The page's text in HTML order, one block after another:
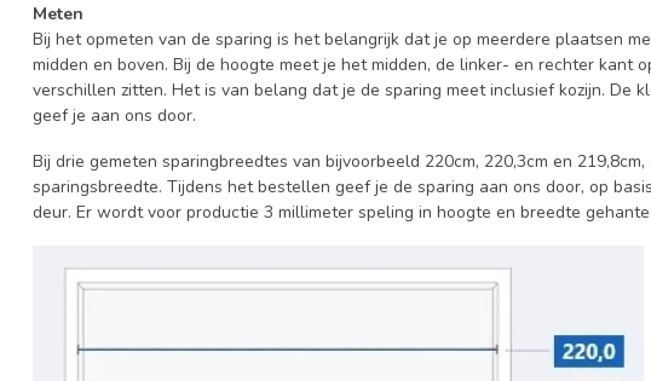
Meten
Bij het opmeten van de sparing is het belangrijk dat je op meerdere plaatsen
midden en boven. Bij de hoogte meet je het midden, de linker- en rechter kant
verschillen zitten. Het is van belang dat je de sparing meet inclusief kozijn. De
geef je aan ons door.
Bij drie gemeten sparingbreedtes van bijvoorbeeld 220cm, 220,3cm en
sparingsbreedte. Tijdens het bestellen geef je de sparing aan ons door, op
deur. Er wordt voor productie 3 millimeter speling in hoogte en breedte